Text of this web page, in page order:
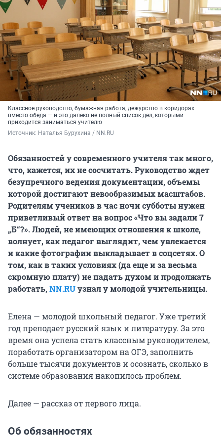
Классное руководство, бумажная работа, дежурство в коридорах
вместо обеда — и это далеко не полный список дел, которыми
приходится заниматься учителю
Источник: Наталья Бурухина / NN.RU
Обязанностей у современного учителя так много,
что, кажется, их не сосчитать. Руководство ждет
безупречного ведения документации, объемы
которой достигают невообразимых масштабов.
Родителям учеников в час ночи субботы нужен
приветливый ответ на вопрос «Что вы задали 7
„Б“?». Людей, не имеющих отношения к школе,
волнует, как педагог выглядит, чем увлекается
и какие фотографии выкладывает в соцсетях. О
том, как в таких условиях (да еще и за весьма
скромную плату) не падать духом и продолжать
работать,NN.RUузнал у молодой учительницы.
Елена — молодой школьный педагог. Уже третий
год преподает русский язык и литературу. За это
время она успела стать классным руководителем,
поработать организатором на ОГЭ, заполнить
больше тысячи документов и осознать, сколько в
системе образования накопилось проблем.
Далее — рассказ от первого лица.
Об обязанностях